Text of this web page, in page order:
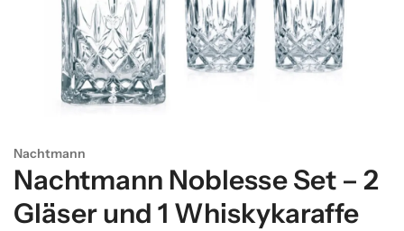
Nachtmann
Nachtmann Noblesse Set – 2
Gläser und 1 Whiskykaraffe